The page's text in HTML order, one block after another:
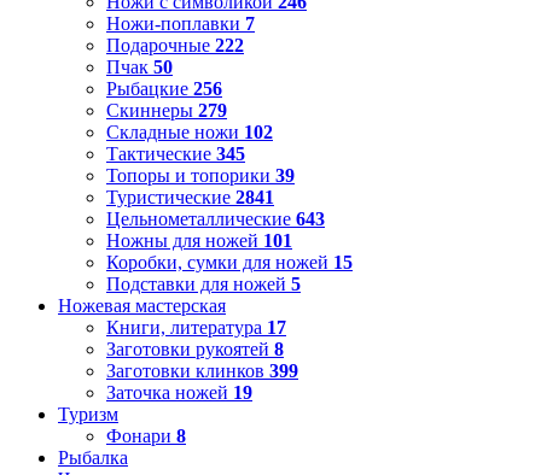
Ножи-поплавки 7
Подарочные 222
Пчак 50
Рыбацкие 256
Скиннеры 279
Складные ножи 102
Тактические 345
Топоры и топорики 39
Туристические 2841
Цельнометаллические 643
Ножны для ножей 101
Коробки, сумки для ножей 15
Подставки для ножей 5
Ножевая мастерская
Книги, литература 17
Заготовки рукоятей 8
Заготовки клинков 399
Заточка ножей 19
Туризм
Фонари 8
Рыбалка